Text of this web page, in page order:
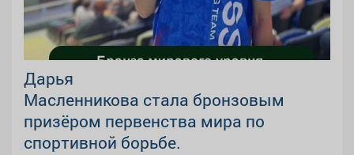
Дарья
Масленникова стала бронзовым
призёром первенства мира по
спортивной борьбе.